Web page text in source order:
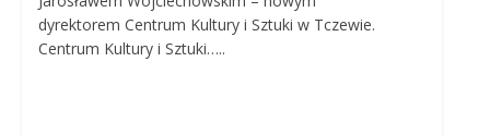
dyrektorem Centrum Kultury i Sztuki w Tczewie.
Centrum Kultury i Sztuki…..